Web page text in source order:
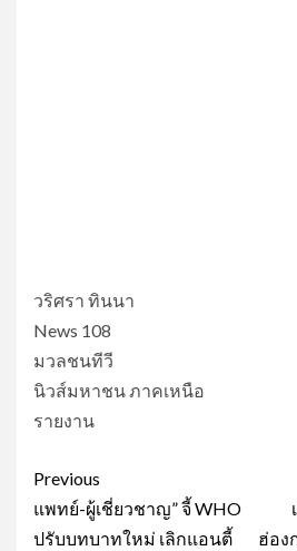
วริศรา ทินนา
News 108
มวลชนทีวี
นิวส์มหาชน ภาคเหนือ
รายงาน
Post
navigation
Previous
แพทย์-ผู้เชี่ยวชาญ” จี้ WHO
ปรับบทบาทใหม่ เลิกแอนตี้
ฮ่อง